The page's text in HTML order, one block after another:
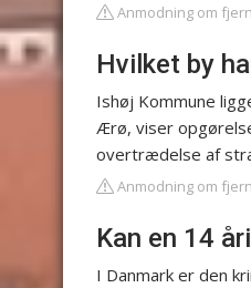
Anmodning om
Hvilket by
Ishøj Kommune
Ærø, viser
overtrædelse af
Anmodning om
Kan en 14
I Danmark er den